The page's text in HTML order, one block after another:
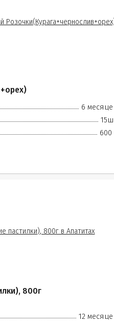
6
600
800г
12